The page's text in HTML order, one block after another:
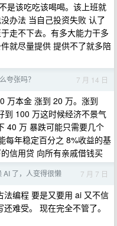
是该吃吃该喝喝。该上班就
办法 当自己投资失败 认了
走不下去。有多大能力干多
就尽量提供 提供不了就多陪
夸张吗？ 7 月 14 日
万本金 涨到 20 万。涨到
到 100 万这时候经济不景气
40 万 暴跌可能只需要几个
每年稳定百分之 8%收益的基
信用贷 向所有亲戚借钱买
AI 了，人变得很懒 7 月 7 日
编程 要是又要用 ai 又不信
难受。 现在完全不管了。